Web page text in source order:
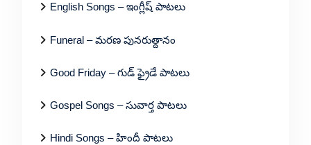
English Songs – ఇంగ్లీష్ పాటలు
Funeral – మరణ పునరుత్దానం
Good Friday – గుడ్ ఫ్రైడే పాటలు
Gospel Songs – సువార్త పాటలు
Hindi Songs – హిందీ పాటలు